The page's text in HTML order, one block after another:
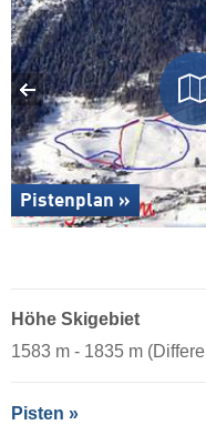
Pistenplan »
Höhe Skigebiet
1583 m - 1835 m
Pisten »